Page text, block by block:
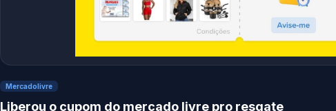
Mercadolivre
Liberou o cupom do mercado livre pro resgate